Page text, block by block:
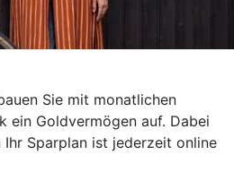
Sie mit monatlichen
ein Goldvermögen auf. Dabei
Sparplan ist jederzeit online